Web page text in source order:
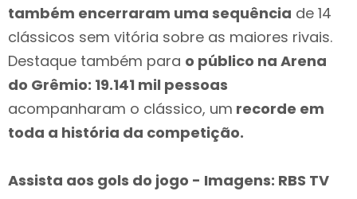
também encerraram uma sequência de 14
clássicos sem vitória sobre as maiores rivais.
Destaque também para o público na Arena
do Grêmio: 19.141 mil pessoas
acompanharam o clássico, um recorde em
toda a história da competição.
Assista aos gols do jogo - Imagens: RBS TV